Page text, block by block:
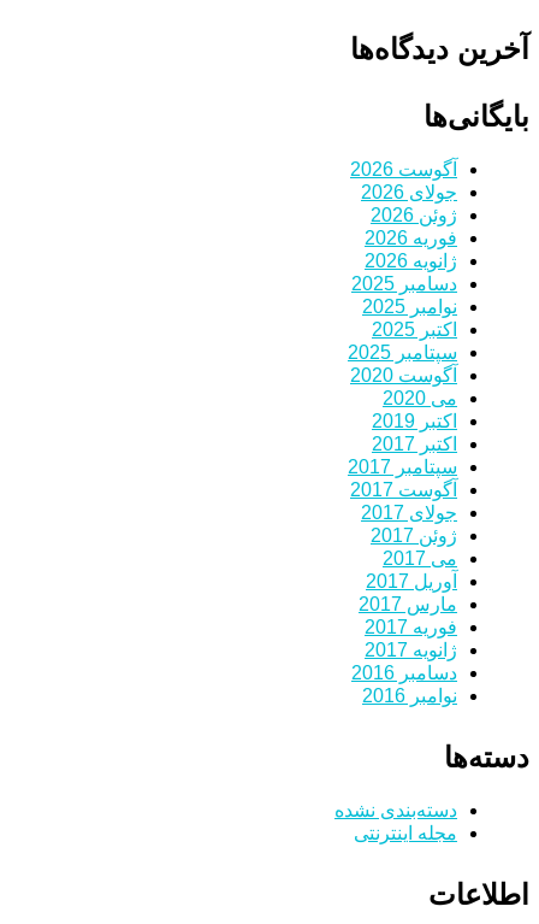
آخرین دیدگاه‌ها
بایگانی‌ها
آگوست 2026
جولای 2026
ژوئن 2026
فوریه 2026
ژانویه 2026
دسامبر 2025
نوامبر 2025
اکتبر 2025
سپتامبر 2025
آگوست 2020
می 2020
اکتبر 2019
اکتبر 2017
سپتامبر 2017
آگوست 2017
جولای 2017
ژوئن 2017
می 2017
آوریل 2017
مارس 2017
فوریه 2017
ژانویه 2017
دسامبر 2016
نوامبر 2016
دسته‌ها
دسته‌بندی نشده
مجله اینترنتی
اطلاعات